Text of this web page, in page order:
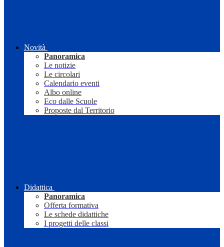
Novità
Panoramica
Le notizie
Le circolari
Calendario eventi
Albo online
Eco dalle Scuole
Proposte dal Territorio
Didattica
Panoramica
Offerta formativa
Le schede didattiche
I progetti delle classi